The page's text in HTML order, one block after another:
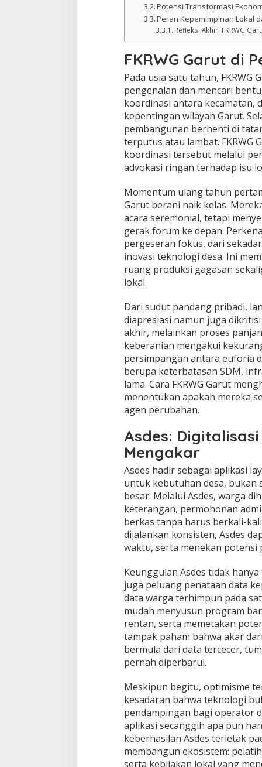
Potensi Transformasi
Peran Kepemimpinan Lokal
Refleksi Akhir: FKRWG
FKRWG Garut di
Pada usia satu tahun, FKRWG
pengenalan dan mencari
koordinasi antara kecamatan,
kepentingan wilayah Garut.
pembangunan berhenti di
terputus atau lambat. FKRWG
koordinasi tersebut melalui
advokasi ringan terhadap isu
Momentum ulang tahun
Garut berani naik kelas.
acara seremonial, tetapi
gerak forum ke depan.
pergeseran fokus, dari
inovasi teknologi desa. Ini
ruang produksi gagasan
lokal.
Dari sudut pandang pribadi,
diapresiasi namun juga
akhir, melainkan proses
keberanian mengakui
persimpangan antara euforia
berupa keterbatasan SDM,
lama. Cara FKRWG Garut
menentukan apakah mereka
agen perubahan.
Asdes:
Mengakar
Asdes hadir sebagai aplikasi
untuk kebutuhan desa, bukan
besar. Melalui Asdes, warga
keterangan, permohonan
berkas tanpa harus berkali-
dijalankan konsisten, Asdes
waktu, serta menekan
Keunggulan Asdes tidak
juga peluang penataan data
data warga terhimpun pada
mudah menyusun program
rentan, serta memetakan
tampak paham bahwa akar
bermula dari data tercecer,
pernah diperbarui.
Meskipun begitu, optimisme
kesadaran bahwa teknologi
pendampingan bagi operator
aplikasi secanggih apa pun
keberhasilan Asdes terletak
membangun ekosistem:
serta kebijakan lokal yang